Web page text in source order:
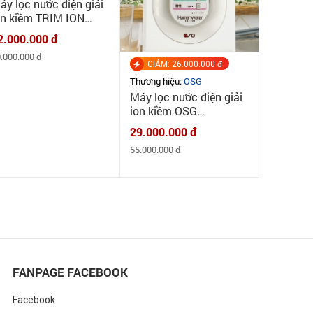
hiệu:Trimion
lọc nước điện giải
kiềm TRIM ION
đ
GIẢM: 26.000.000 đ
Thương hiệu:OSG
Máy lọc nước điện giải
ion kiềm OSG
MADE IN JAPAN
29.000.000 đ